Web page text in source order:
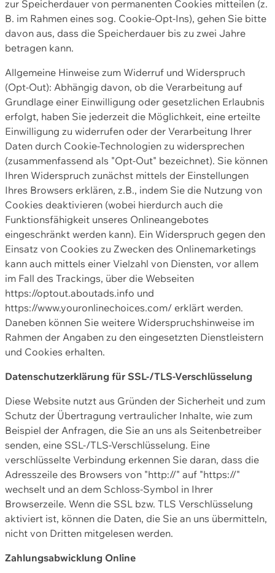
zur Speicherdauer von permanenten Cookies mitteilen (z.
B. im Rahmen eines sog. Cookie-Opt-Ins), gehen Sie bitte
davon aus, dass die Speicherdauer bis zu zwei Jahre
betragen kann.
Allgemeine Hinweise zum Widerruf und Widerspruch
(Opt-Out): Abhängig davon, ob die Verarbeitung auf
Grundlage einer Einwilligung oder gesetzlichen Erlaubnis
erfolgt, haben Sie jederzeit die Möglichkeit, eine erteilte
Einwilligung zu widerrufen oder der Verarbeitung Ihrer
Daten durch Cookie-Technologien zu widersprechen
(zusammenfassend als "Opt-Out" bezeichnet). Sie können
Ihren Widerspruch zunächst mittels der Einstellungen
Ihres Browsers erklären, z.B., indem Sie die Nutzung von
Cookies deaktivieren (wobei hierdurch auch die
Funktionsfähigkeit unseres Onlineangebotes
eingeschränkt werden kann). Ein Widerspruch gegen den
Einsatz von Cookies zu Zwecken des Onlinemarketings
kann auch mittels einer Vielzahl von Diensten, vor allem
im Fall des Trackings, über die Webseiten
https://optout.aboutads.info und
https://www.youronlinechoices.com/ erklärt werden.
Daneben können Sie weitere Widerspruchshinweise im
Rahmen der Angaben zu den eingesetzten Dienstleistern
und Cookies erhalten.
Datenschutzerklärung für SSL-/TLS-Verschlüsselung
Diese Website nutzt aus Gründen der Sicherheit und zum
Schutz der Übertragung vertraulicher Inhalte, wie zum
Beispiel der Anfragen, die Sie an uns als Seitenbetreiber
senden, eine SSL-/TLS-Verschlüsselung. Eine
verschlüsselte Verbindung erkennen Sie daran, dass die
Adresszeile des Browsers von "http://" auf "https://"
wechselt und an dem Schloss-Symbol in Ihrer
Browserzeile. Wenn die SSL bzw. TLS Verschlüsselung
aktiviert ist, können die Daten, die Sie an uns übermitteln,
nicht von Dritten mitgelesen werden.
Zahlungsabwicklung Online